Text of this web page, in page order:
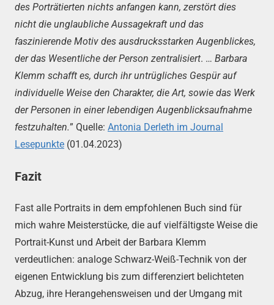
des Porträtierten nichts anfangen kann, zerstört dies
nicht die unglaubliche Aussagekraft und das
faszinierende Motiv des ausdrucksstarken Augenblickes,
der das Wesentliche der Person zentralisiert. … Barbara
Klemm schafft es, durch ihr untrügliches Gespür auf
individuelle Weise den Charakter, die Art, sowie das Werk
der Personen in einer lebendigen Augenblicksaufnahme
festzuhalten.” Quelle: Antonia Derleth im Journal
Lesepunkte (01.04.2023)
Fazit
Fast alle Portraits in dem empfohlenen Buch sind für
mich wahre Meisterstücke, die auf vielfältigste Weise die
Portrait-Kunst und Arbeit der Barbara Klemm
verdeutlichen: analoge Schwarz-Weiß-Technik von der
eigenen Entwicklung bis zum differenziert belichteten
Abzug, ihre Herangehensweisen und der Umgang mit